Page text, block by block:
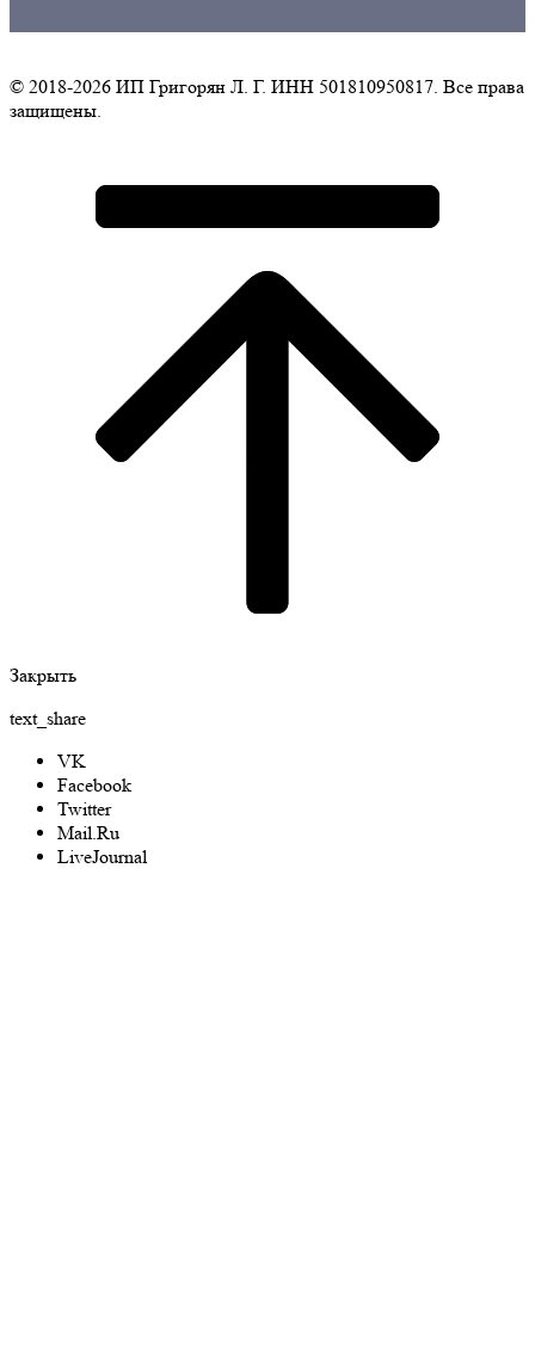
© 2018-2026 ИП Григорян Л. Г. ИНН 501810950817. Все права
защищены.
Закрыть
text_share
VK
Facebook
Twitter
Mail.Ru
LiveJournal